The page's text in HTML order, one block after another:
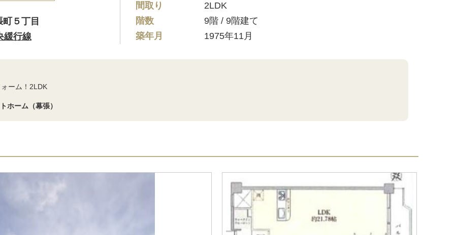
町５丁目
緩行線
間取り
2LDK
階数
9階 / 9階建て
築年月
1975年11月
ーム！2LDK
ホーム（幕張）